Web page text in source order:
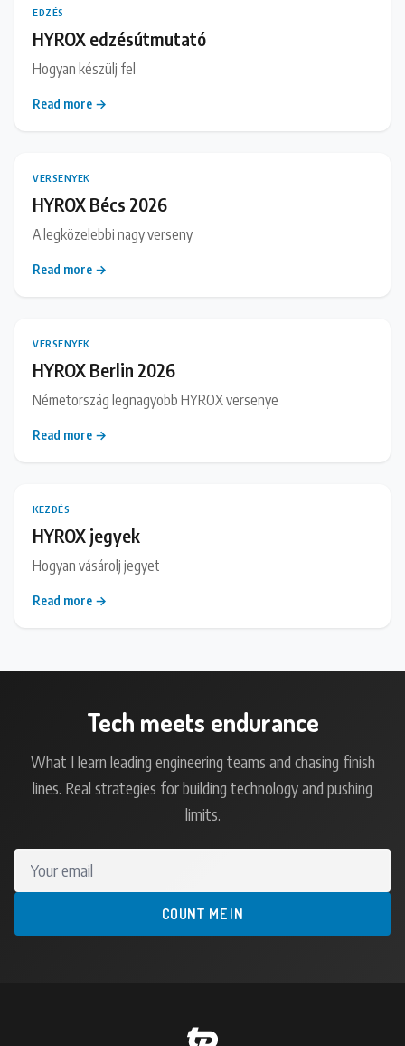
EDZÉS
HYROX edzésútmutató
Hogyan készülj fel
Read more →
VERSENYEK
HYROX Bécs 2026
A legközelebbi nagy verseny
Read more →
VERSENYEK
HYROX Berlin 2026
Németország legnagyobb HYROX versenye
Read more →
KEZDÉS
HYROX jegyek
Hogyan vásárolj jegyet
Read more →
Tech meets endurance
What I learn leading engineering teams and chasing finish
lines. Real strategies for building technology and pushing
limits.
COUNT ME IN